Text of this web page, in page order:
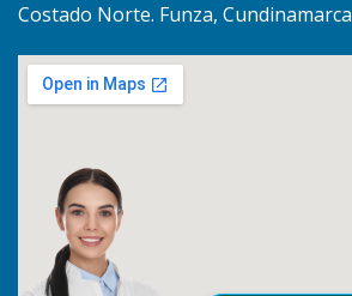
Costado Norte. Funza, Cundinamarca